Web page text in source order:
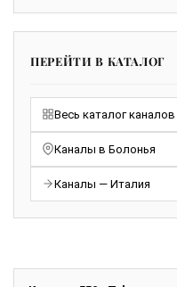
ПЕРЕЙТИ В КАТАЛОГ
Весь каталог каналов
Каналы в Болонья
Каналы — Италия